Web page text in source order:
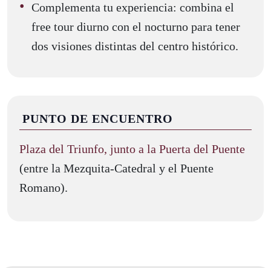
Complementa tu experiencia: combina el
free tour diurno con el nocturno para tener
dos visiones distintas del centro histórico.
PUNTO DE ENCUENTRO
Plaza del Triunfo, junto a la Puerta del Puente
(entre la Mezquita-Catedral y el Puente
Romano).